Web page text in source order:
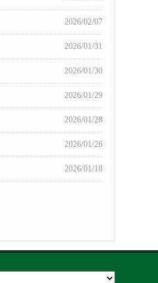
2026/02/07
2026/01/31
2026/01/30
2026/01/29
2026/01/28
2026/01/26
2026/01/18